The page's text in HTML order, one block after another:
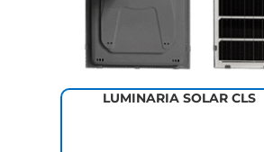
LUMINARIA SOLAR CLS